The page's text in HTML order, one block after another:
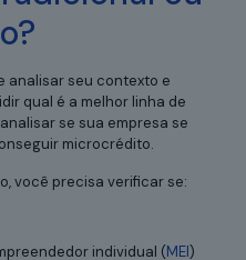
analisar seu contexto e
qual é a melhor linha de
se sua empresa se
microcrédito.
você precisa verificar se:
individual (MEI)